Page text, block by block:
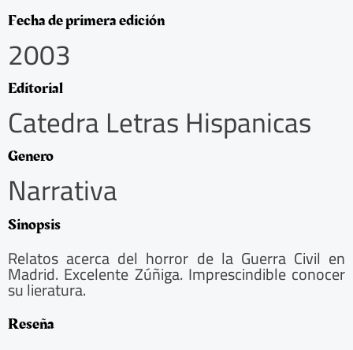
5
/
Fecha de primera edición
2003
Editorial
Catedra Letras Hispanicas
Genero
Narrativa
Sinopsis
Relatos acerca del horror de la Guerra Civil en
Madrid. Excelente Zúñiga. Imprescindible conocer
su lieratura.
Reseña